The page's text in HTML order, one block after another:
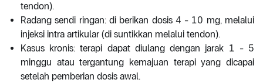
tendon).
Radang sendi ringan: di berikan dosis 4 - 10 mg, melalui
injeksi intra artikular (di suntikkan melalui tendon).
Kasus kronis: terapi dapat diulang dengan jarak 1 - 5
minggu atau tergantung kemajuan terapi yang dicapai
setelah pemberian dosis awal.